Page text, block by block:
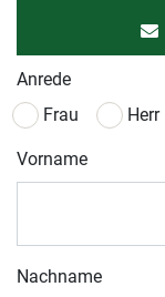
Anrede
Frau
Herr
Vorname
Nachname